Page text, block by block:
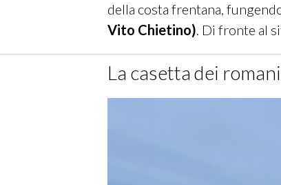
della costa frentana,
Vito Chietino). Di fronte al
La casetta dei romani